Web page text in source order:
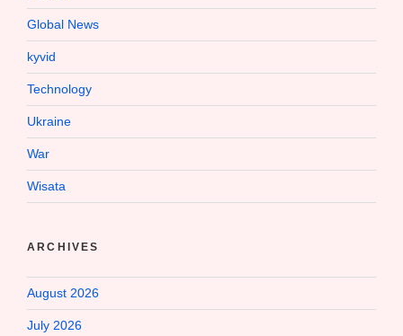
Global News
kyvid
Technology
Ukraine
War
Wisata
ARCHIVES
August 2026
July 2026